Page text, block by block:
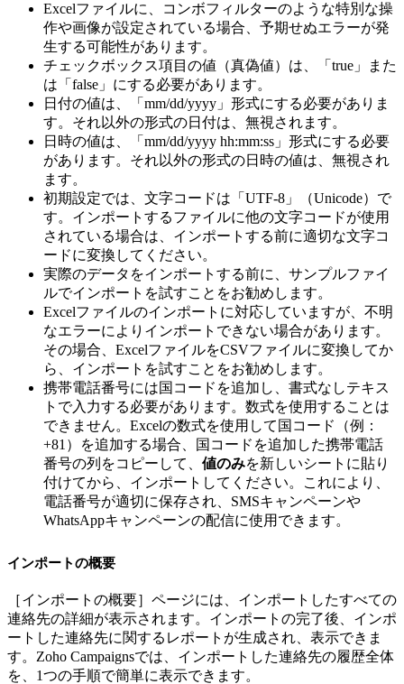
Excelファイルに、コンボフィルターのような特別な操
作や画像が設定されている場合、予期せぬエラーが発
生する可能性があります。
チェックボックス項目の値（真偽値）は、「true」また
は「false」にする必要があります。
日付の値は、「mm/dd/yyyy」形式にする必要がありま
す。それ以外の形式の日付は、無視されます。
日時の値は、「mm/dd/yyyy hh:mm:ss」形式にする必要
があります。それ以外の形式の日時の値は、無視され
ます。
初期設定では、文字コードは「UTF-8」（Unicode）で
す。インポートするファイルに他の文字コードが使用
されている場合は、インポートする前に適切な文字コ
ードに変換してください。
実際のデータをインポートする前に、サンプルファイ
ルでインポートを試すことをお勧めします。
Excelファイルのインポートに対応していますが、不明
なエラーによりインポートできない場合があります。
その場合、ExcelファイルをCSVファイルに変換してか
ら、インポートを試すことをお勧めします。
携帯電話番号には国コードを追加し、書式なしテキス
トで入力する必要があります。数式を使用することは
できません。Excelの数式を使用して国コード（例：
+81）を追加する場合、国コードを追加した携帯電話
番号の列をコピーして、 値のみを新しいシートに貼り
付けてから、インポートしてください。これにより、
電話番号が適切に保存され、SMSキャンペーンや
WhatsAppキャンペーンの配信に使用できます。
インポートの概要
［インポートの概要］ページには、インポートしたすべての
連絡先の詳細が表示されます。インポートの完了後、インポ
ートした連絡先に関するレポートが生成され、表示できま
す。Zoho Campaignsでは、インポートした連絡先の履歴全体
を、1つの手順で簡単に表示できます。